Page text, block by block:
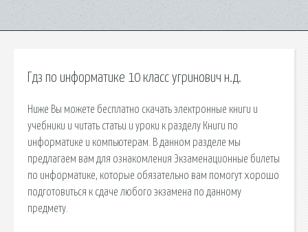
Гдз по информатике 10 класс угринович н.д.
Ниже Вы можете бесплатно скачать электронные книги и
учебники и читать статьи и уроки к разделу Книги по
информатике и компьютерам. В данном разделе мы
предлагаем вам для ознакомления Экзаменационные билеты
по информатике, которые обязательно вам помогут хорошо
подготовиться к сдаче любого экзамена по данному
предмету.